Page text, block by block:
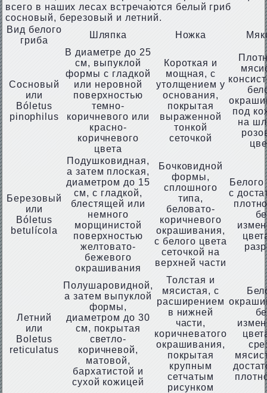
всего в наших лесах встречаются белый гриб
сосновый, березовый и летний.
Вид белого
гриба
Шляпка Ножка
Сосновый
или
Bóletus
pinophilus
В диаметре до 25
см, выпуклой
формы с гладкой
или неровной
поверхностью
темно-
коричневого или
красно-
коричневого
цвета
Короткая и
мощная, с
утолщением у
основания,
покрытая
выраженной
тонкой
сеточкой
под
на
Березовый
или
Bóletus
betulícola
Подушковидная,
а затем плоская,
диаметром до 15
см, с гладкой,
блестящей или
немного
морщинистой
поверхностью
желтовато-
бежевого
окрашивания
Бочковидной
формы,
сплошного
типа,
беловато-
коричневого
окрашивания,
с белого цвета
сеточкой на
верхней части
Белого
с
Летний
или
Boletus
reticulatus
Полушаровидной,
а затем выпуклой
формы,
диаметром до 30
см, покрытая
светло-
коричневой,
матовой,
бархатистой и
сухой кожицей
Толстая и
мясистая, с
расширением
в нижней
части,
коричневатого
окрашивания,
покрытая
крупным
сетчатым
рисунком